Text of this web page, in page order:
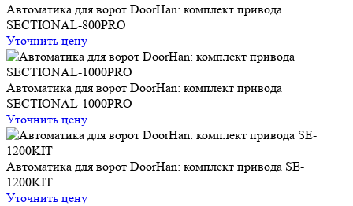
Автоматика для ворот DoorHan: комплект привода
SECTIONAL-800PRO
Уточнить цену
Автоматика для ворот DoorHan: комплект привода
SECTIONAL-1000PRO
Уточнить цену
Автоматика для ворот DoorHan: комплект привода SE-
1200KIT
Уточнить цену